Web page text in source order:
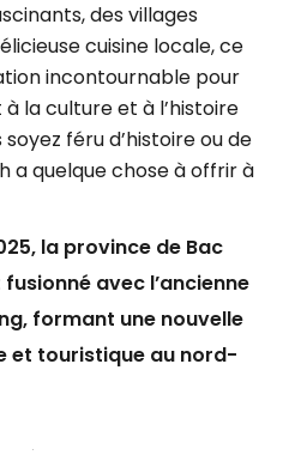
des villages
cuisine locale, ce
incontournable pour
à la culture et à l’histoire
féru d’histoire ou de
a quelque chose à offrir à
la province de Bac
avec l’ancienne
formant une nouvelle
et touristique au nord-